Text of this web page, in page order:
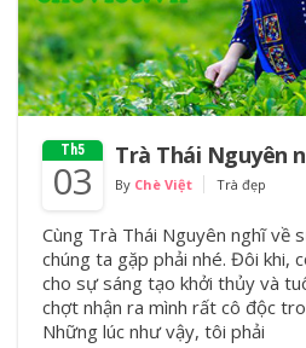
Th5
03
Trà Thái Nguyên
By Chè Việt Trà đẹp
Cùng Trà Thái Nguyên nghĩ về
chúng ta gặp phải nhé. Đôi khi,
cho sự sáng tạo khởi thủy và
chợt nhận ra mình rất cô độc
Những lúc như vậy, tôi phải